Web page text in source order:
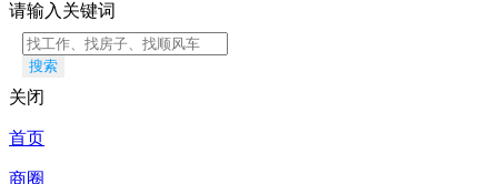
请输入关键词
搜索
关闭
首页
商圈